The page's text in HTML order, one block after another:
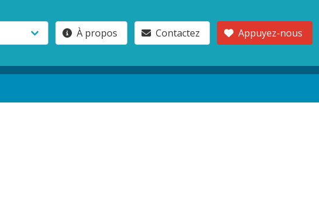
À propos Contactez Appuyez-nous